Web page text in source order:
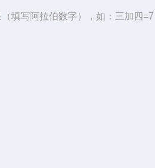
填写阿拉伯数字），如：三加四=7